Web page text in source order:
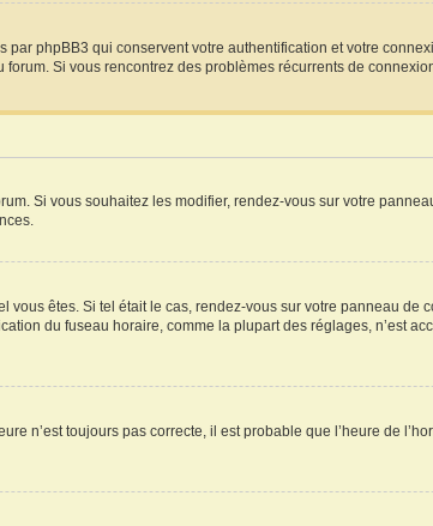
phpBB3 qui conservent votre authentification et votre
Si vous rencontrez des problèmes récurrents de
Si vous souhaitez les modifier, rendez-vous sur votre
êtes. Si tel était le cas, rendez-vous sur votre panneau
du fuseau horaire, comme la plupart des réglages, n’est
n’est toujours pas correcte, il est probable que l’heure de